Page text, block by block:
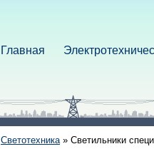
Главная
Светотехника» Светильники